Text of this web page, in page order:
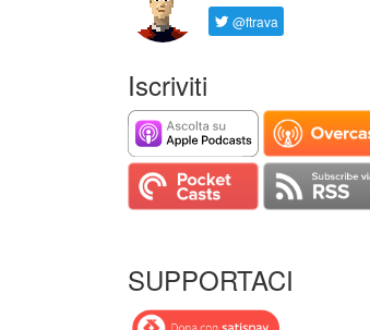
@ftrava
Iscriviti
SUPPORTACI